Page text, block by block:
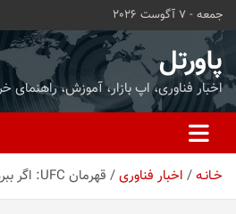
محتوا
بروید
جمعه - 7 آگوست 2026
پاورتل
اخبار فناوری، اپ بازار، آموزش، راهنمای
خـانـه اخبار فناوری قهرمان UFC: اگر ببرم، بیت‌کوین می‌خرم